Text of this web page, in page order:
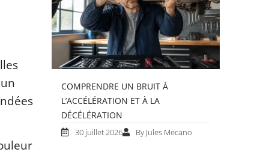
COMPRENDRE UN BRUIT À
L’ACCÉLÉRATION ET À LA
DÉCÉLÉRATION
30 juillet 2026 By Jules Mecano